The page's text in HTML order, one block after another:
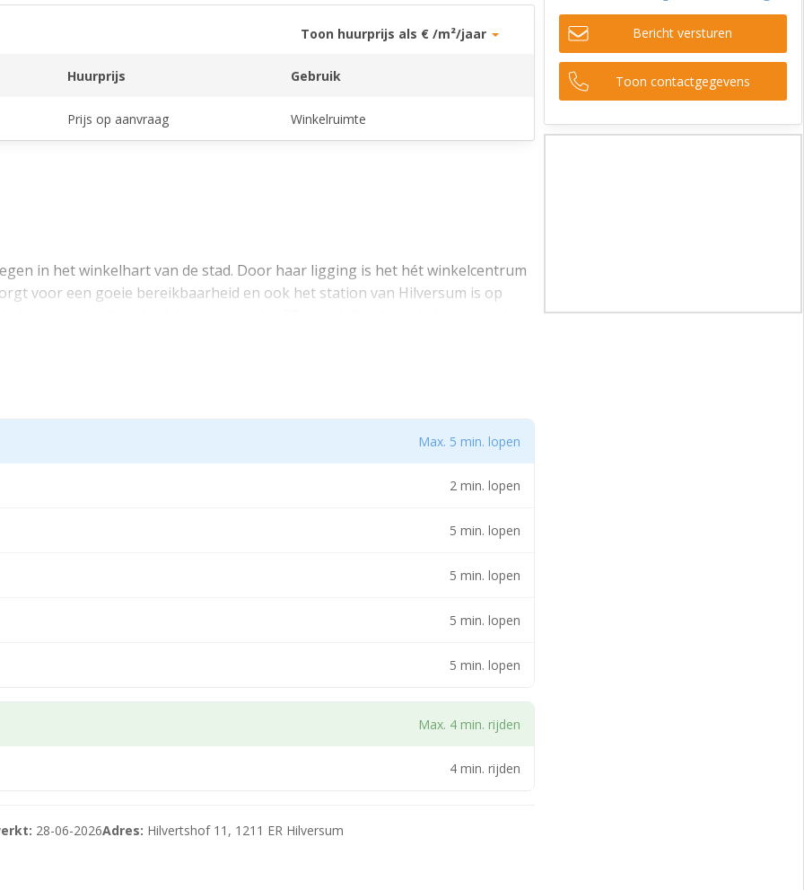
Toon huurprijs als € /m²/jaar
Huurprijs Gebruik
Prijs op aanvraag Winkelruimte
in het winkelhart van de stad. Door haar ligging is het hét winkelcentrum
voor een goeie bereikbaarheid en ook het station van Hilversum is op
Hilvertshof is de absolute ‘retail destination’ van mediastad Hilversum.
BTW.
voor het eerst één jaar na datum oplevering.
huur, inclusief service-, stook- en promotiekosten, te vermeerderen met de
Max. 5 min. lopen
2 min. lopen
5 min. lopen
5 min. lopen
5 min. lopen
5 min. lopen
Max. 4 min. rijden
4 min. rijden
28-06-2026Adres: Hilvertshof 11, 1211 ER Hilversum
Bericht versturen
Toon contactgegevens